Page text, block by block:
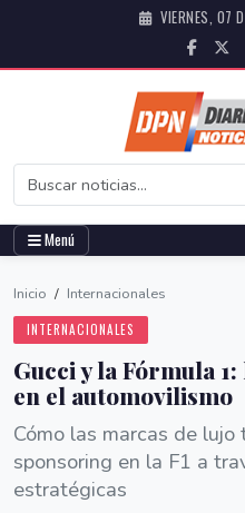
VIERNES, 07
Menú
Inicio / Internacionales
INTERNACIONALES
Gucci y la Fórmula
en el automovilismo
Cómo las marcas de
sponsoring en la F1 a
estratégicas